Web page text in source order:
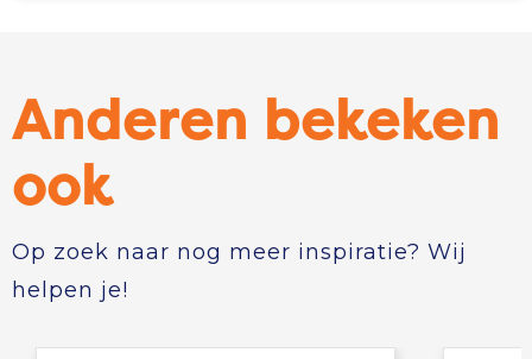
Anderen bekeken
ook
Op zoek naar nog meer inspiratie? Wij
helpen je!